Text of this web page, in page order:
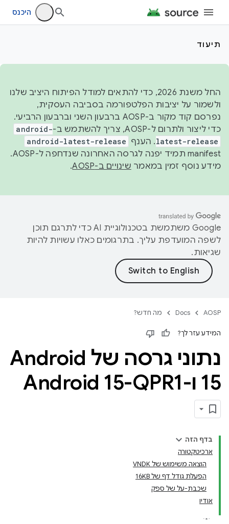
היכנס
תיעוד
החל משנת 2026, כדי להתאים למודל הפיתוח היציב שלנו
ולשמור על יציבות הפלטפורמה בסביבה העסקית,
נפרסם קוד מקור ב-AOSP ברבעון השני וברבעון הרביעי.
כדי ליצור ולתרום ל-AOSP, צריך להשתמש ב-
android-
latest-release. הענף android-latest-release
manifest תמיד יפנה לגרסה האחרונה שנדחפה ל-AOSP.
מידע נוסף זמין במאמר שינויים ב-AOSP .
‫Google משתמשת בטכנולוגיית AI כדי לתרגם תוכן
לשפה המועדפת עליך. בתרגומים כאלו עשויות להיות
שגיאות.
AOSP
Docs מה חדש?
המידע עזר לך?
נתוני גרסה של Android
15 ו-Android 15-QPR1
בדף הזה
ארכיטקטורה
הוצאה משימוש של VNDK
הפעלת גודל דף של 16KB
שכבת-על של ספק
אודיו